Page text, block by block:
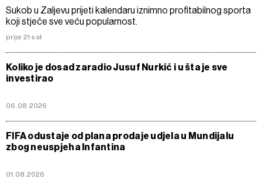
Sukob u Zaljevu prijeti kalendaru iznimno profitabilnog sporta
koji stječe sve veću popularnost.
prije 21 sat
Koliko je dosad zaradio Jusuf Nurkić i u šta je sve
investirao
06.08.2026
FIFA odustaje od plana prodaje udjela u Mundijalu
zbog neuspjeha Infantina
01.08.2026